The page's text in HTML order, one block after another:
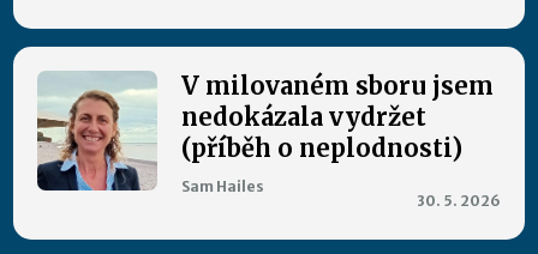
V milovaném sboru jsem
nedokázala vydržet
(příběh o neplodnosti)
Sam Hailes
30. 5. 2026